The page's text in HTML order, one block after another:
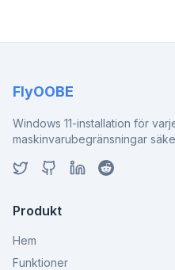
FlyOOBE
Windows 11-installation för
maskinvarubegränsningar
Produkt
Hem
Funktioner